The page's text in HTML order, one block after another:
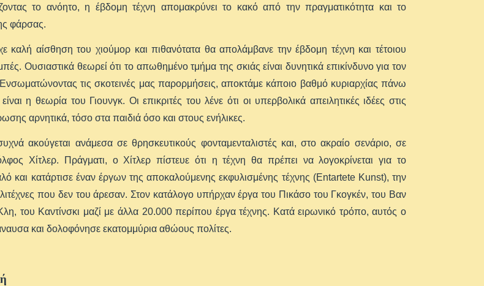
το ανόητο, η έβδομη τέχνη απομακρύνει το κακό από την πραγματικότητα και το
φάρσας.
καλή αίσθηση του χιούμορ και πιθανότατα θα απολάμβανε την έβδομη τέχνη και τέτοιου
Ουσιαστικά θεωρεί ότι το απωθημένο τμήμα της σκιάς είναι δυνητικά επικίνδυνο για τον
τις σκοτεινές μας παρορμήσεις, αποκτάμε κάποιο βαθμό κυριαρχίας πάνω
η θεωρία του Γιουνγκ. Οι επικριτές του λένε ότι οι υπερβολικά απειλητικές ιδέες στις
αρνητικά, τόσο στα παιδιά όσο και στους ενήλικες.
ακούγεται ανάμεσα σε θρησκευτικούς φονταμενταλιστές και, στο ακραίο σενάριο, σε
Χίτλερ. Πράγματι, ο Χίτλερ πίστευε ότι η τέχνη θα πρέπει να λογοκρίνεται για το
και κατάρτισε έναν έργων της αποκαλούμενης εκφυλισμένης τέχνης (Entartete Kunst), την
που δεν του άρεσαν. Στον κατάλογο υπήρχαν έργα του Πικάσο του Γκογκέν, του Βαν
του Καντίνσκι μαζί με άλλα 20.000 περίπου έργα τέχνης. Κατά ειρωνικό τρόπο, αυτός ο
και δολοφόνησε εκατομμύρια αθώους πολίτες.